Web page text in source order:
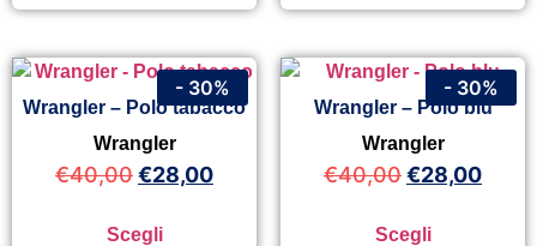
Wrangler – Polo tabacco
Wrangler
€40,00€28,00
Scegli
- 30%
Wrangler – Polo blu
Wrangler
€40,00€28,00
Scegli
- 30%